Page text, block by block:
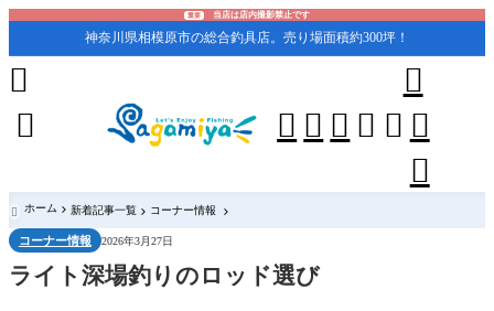
重要 当店は店内撮影禁止です
神奈川県相模原市の総合釣具店。売り場面積約300坪！
    





 ホーム 新着記事一覧 コーナー情報
コーナー情報 2026年3月27日
ライト深場釣りのロッド選び